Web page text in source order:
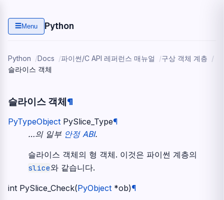
☰Menu Python
Python Docs 파이썬/C API 레퍼런스 매뉴얼
구상 객체 계층
슬라이스 객체
슬라이스 객체¶
PyTypeObject PySlice_Type¶
…의 일부 안정 ABI.
슬라이스 객체의 형 객체. 이것은 파이썬 계층의
slice와 같습니다.
int PySlice_Check(PyObject *ob)¶